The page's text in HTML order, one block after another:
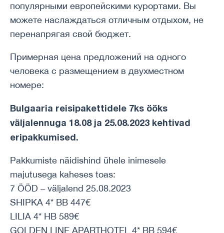
популярными европейскими курортами. Вы
можете наслаждаться отличным отдыхом, не
перенапрягая свой бюджет.
Примерная цена предложений на одного
человека с размещением в двухместном
номере:
Bulgaaria reisipakettidele 7ks ööks
väljalennuga 18.08 ja 25.08.2023 kehtivad
eripakkumised.
Pakkumiste näidishind ühele inimesele
majutusega kaheses toas:
7 ÖÖD – väljalend 25.08.2023
SHIPKA 4* BB 447€
LILIA 4* HB 589€
GOLDEN LINE APARTHOTEL 4* BB 594€